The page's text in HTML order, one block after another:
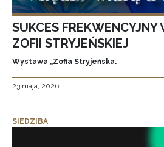
SUKCES
ZOFII STRYJEŃSKIEJ
Wystawa „Zofia Stryjeńska.
23 maja, 2026
SIEDZIBA